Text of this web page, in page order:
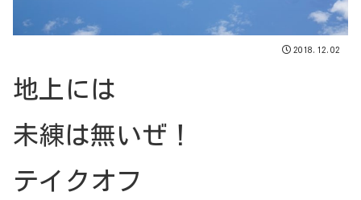
2018.12.02
地上には
未練は無いぜ！
テイクオフ